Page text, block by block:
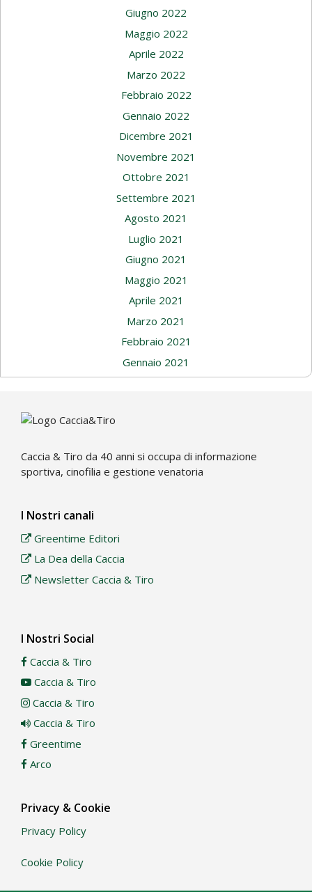
Giugno 2022
Maggio 2022
Aprile 2022
Marzo 2022
Febbraio 2022
Gennaio 2022
Dicembre 2021
Novembre 2021
Ottobre 2021
Settembre 2021
Agosto 2021
Luglio 2021
Giugno 2021
Maggio 2021
Aprile 2021
Marzo 2021
Febbraio 2021
Gennaio 2021
Caccia & Tiro da 40 anni si occupa di informazione
sportiva, cinofilia e gestione venatoria
I Nostri canali
Greentime Editori
La Dea della Caccia
Newsletter Caccia & Tiro
I Nostri Social
Caccia & Tiro
Caccia & Tiro
Caccia & Tiro
Caccia & Tiro
Greentime
Arco
Privacy & Cookie
Privacy Policy
Cookie Policy